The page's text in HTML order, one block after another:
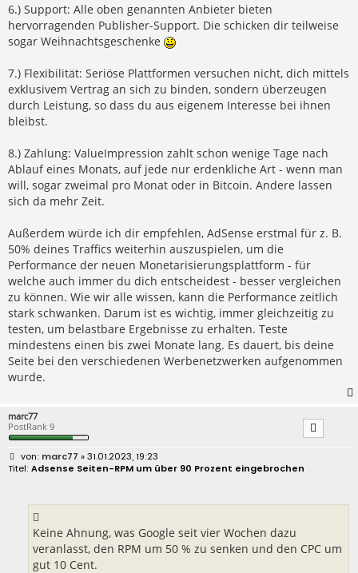
6.) Support: Alle oben genannten Anbieter bieten
hervorragenden Publisher-Support. Die schicken dir teilweise
sogar Weihnachtsgeschenke
7.) Flexibilität: Seriöse Plattformen versuchen nicht, dich mittels
exklusivem Vertrag an sich zu binden, sondern überzeugen
durch Leistung, so dass du aus eigenem Interesse bei ihnen
bleibst.
8.) Zahlung: ValueImpression zahlt schon wenige Tage nach
Ablauf eines Monats, auf jede nur erdenkliche Art - wenn man
will, sogar zweimal pro Monat oder in Bitcoin. Andere lassen
sich da mehr Zeit.
Außerdem würde ich dir empfehlen, AdSense erstmal für z. B.
50% deines Traffics weiterhin auszuspielen, um die
Performance der neuen Monetarisierungsplattform - für
welche auch immer du dich entscheidest - besser vergleichen
zu können. Wie wir alle wissen, kann die Performance zeitlich
stark schwanken. Darum ist es wichtig, immer gleichzeitig zu
testen, um belastbare Ergebnisse zu erhalten. Teste
mindestens einen bis zwei Monate lang. Es dauert, bis deine
Seite bei den verschiedenen Werbenetzwerken aufgenommen
wurde.
marc77
PostRank 9
B
e
marc77 » 31.01.2023, 19:23
Adsense Seiten-RPM um über 90 Prozent eingebrochen
Keine Ahnung, was Google seit vier Wochen dazu
veranlasst, den RPM um 50 % zu senken und den CPC um
gut 10 Cent.